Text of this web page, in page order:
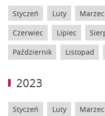
Styczeń Luty Marzec
Czerwiec Lipiec
Październik Listopad
2023
Styczeń Luty Marzec